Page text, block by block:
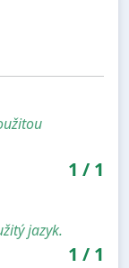
1 / 1
jazyk.
1 / 1